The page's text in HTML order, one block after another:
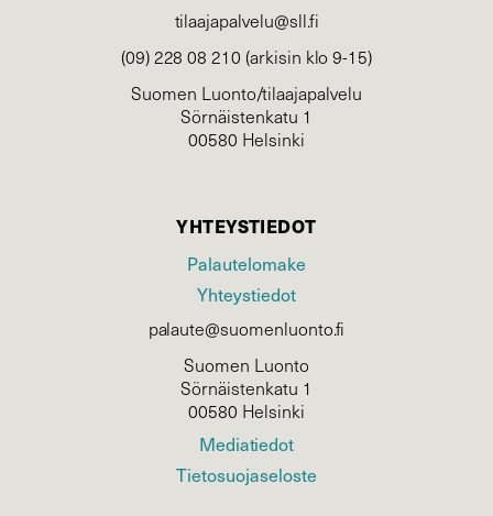
tilaajapalvelu@sll.fi
(09) 228 08 210 (arkisin klo 9-15)
Suomen Luonto/tilaajapalvelu
Sörnäistenkatu 1
00580 Helsinki
YHTEYSTIEDOT
Palautelomake
Yhteystiedot
palaute@suomenluonto.fi
Suomen Luonto
Sörnäistenkatu 1
00580 Helsinki
Mediatiedot
Tietosuojaseloste